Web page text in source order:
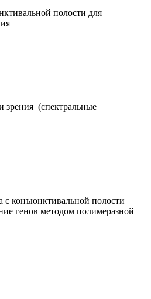
полости для
зрения (спектральные
с конъюнктивальной полости
генов методом полимеразной